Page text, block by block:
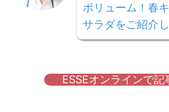
ボリューム！春
サラダをご紹介し
ESSEオンラインで記